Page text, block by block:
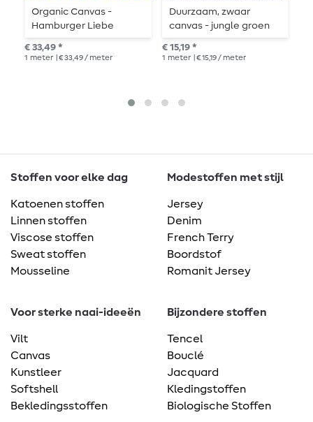
Organic Canvas -
Hamburger Liebe
Digitale Print Kevers &
Insecten Rasters Paars
€ 33,49 *
1 meter | € 33,49 / meter
Duurzaam, zwaar
canvas - jungle groen
beige
€ 15,19 *
1 meter | € 15,19 / meter
Stoffen voor elke dag
Katoenen stoffen
Linnen stoffen
Viscose stoffen
Sweat stoffen
Mousseline
Modestoffen met stijl
Jersey
Denim
French Terry
Boordstof
Romanit Jersey
Voor sterke naai-ideeën
Vilt
Canvas
Kunstleer
Softshell
Bekledingsstoffen
Bijzondere stoffen
Tencel
Bouclé
Jacquard
Kledingstoffen
Biologische Stoffen